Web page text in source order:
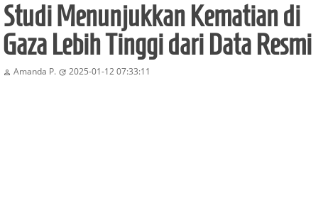
Studi Menunjukkan Kematian di
Gaza Lebih Tinggi dari Data Resmi
 Amanda P.  2025-01-12 07:33:11